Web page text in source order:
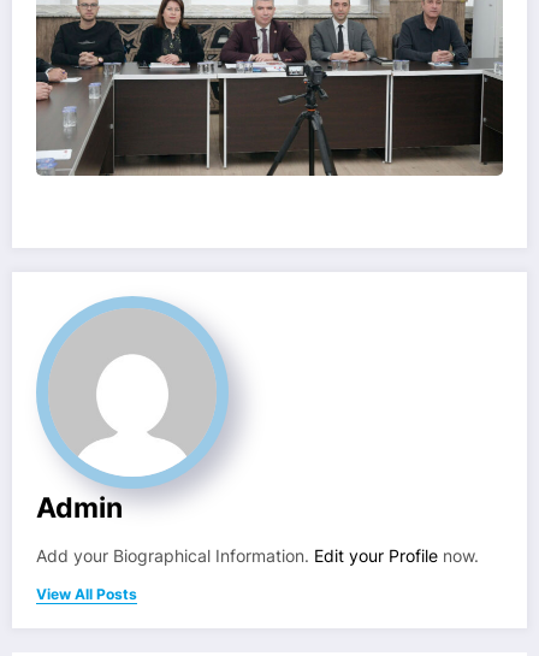
Admin
Add your Biographical Information. Edit your Profile now.
View All Posts